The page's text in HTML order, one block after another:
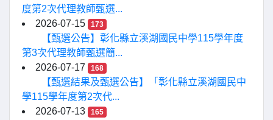
度第2次代理教師甄選...
2026-07-15
173
【甄選公告】彰化縣立溪湖國民中學115學年度
第3次代理教師甄選簡...
2026-07-17
168
【甄選結果及甄選公告】「彰化縣立溪湖國民中
學115學年度第2次代...
2026-07-13
165